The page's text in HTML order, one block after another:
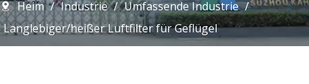
Heim / Industrie / Umfassende Industrie /
Langlebiger/heißer Luftfilter für Geflügel